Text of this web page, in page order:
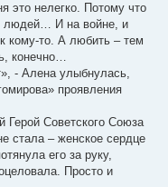
это нелегко. Потому что
людей… И на войне, и
кому-то. А любить – тем
конечно…
- Алена улыбнулась,
проявления
Герой Советского Союза
стала – женское сердце
его за руку,
Просто и